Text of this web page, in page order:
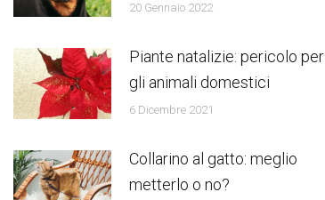
20 Gennaio 2022
Piante natalizie: pericolo per
gli animali domestici
6 Dicembre 2021
Collarino al gatto: meglio
metterlo o no?